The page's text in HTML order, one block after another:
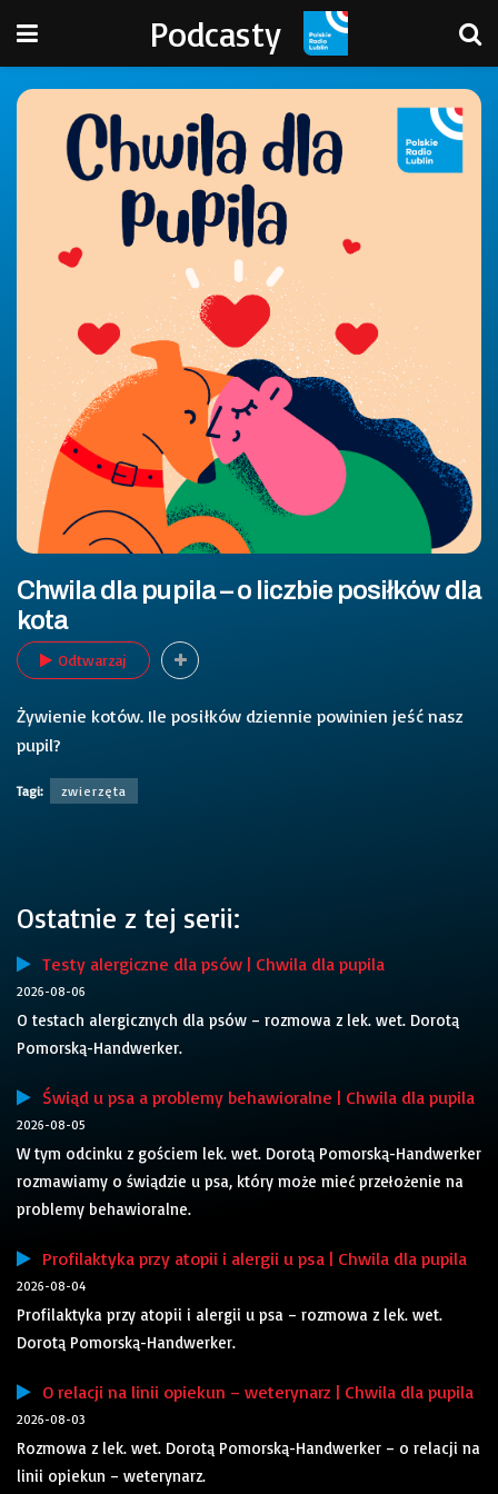
Podcasty
Chwila dla pupila – o liczbie posiłków dla
kota
Odtwarzaj
Żywienie kotów. Ile posiłków dziennie powinien jeść nasz
pupil?
Tagi: zwierzęta
Ostatnie z tej serii:
Testy alergiczne dla psów | Chwila dla pupila
2026-08-06
O testach alergicznych dla psów – rozmowa z lek. wet. Dorotą
Pomorską-Handwerker.
Świąd u psa a problemy behawioralne | Chwila dla pupila
2026-08-05
W tym odcinku z gościem lek. wet. Dorotą Pomorską-Handwerker
rozmawiamy o świądzie u psa, który może mieć przełożenie na
problemy behawioralne.
Profilaktyka przy atopii i alergii u psa | Chwila dla pupila
2026-08-04
Profilaktyka przy atopii i alergii u psa – rozmowa z lek. wet.
Dorotą Pomorską-Handwerker.
O relacji na linii opiekun – weterynarz | Chwila dla pupila
2026-08-03
Rozmowa z lek. wet. Dorotą Pomorską-Handwerker – o relacji na
linii opiekun – weterynarz.